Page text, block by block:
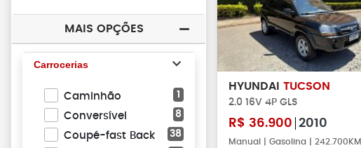
MAIS OPÇÕES
Carrocerias
1
Caminhão
8
Conversível
38
Coupé-fast Back
HYUNDAI TUCSON
2.0 16V 4P GLS
R$ 36.900 2010
Manual | Gasolina | 242.700KM